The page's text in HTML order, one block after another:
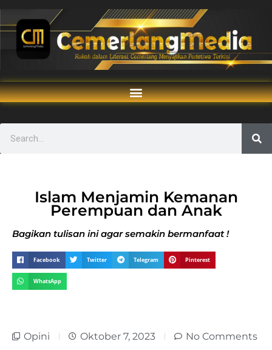
Islam Menjamin Kemanan
Perempuan dan Anak
Bagikan tulisan ini agar semakin bermanfaat !
Facebook Twitter Telegram Pinterest
WhatsApp
Opini Oktober 7, 2023 No Comments